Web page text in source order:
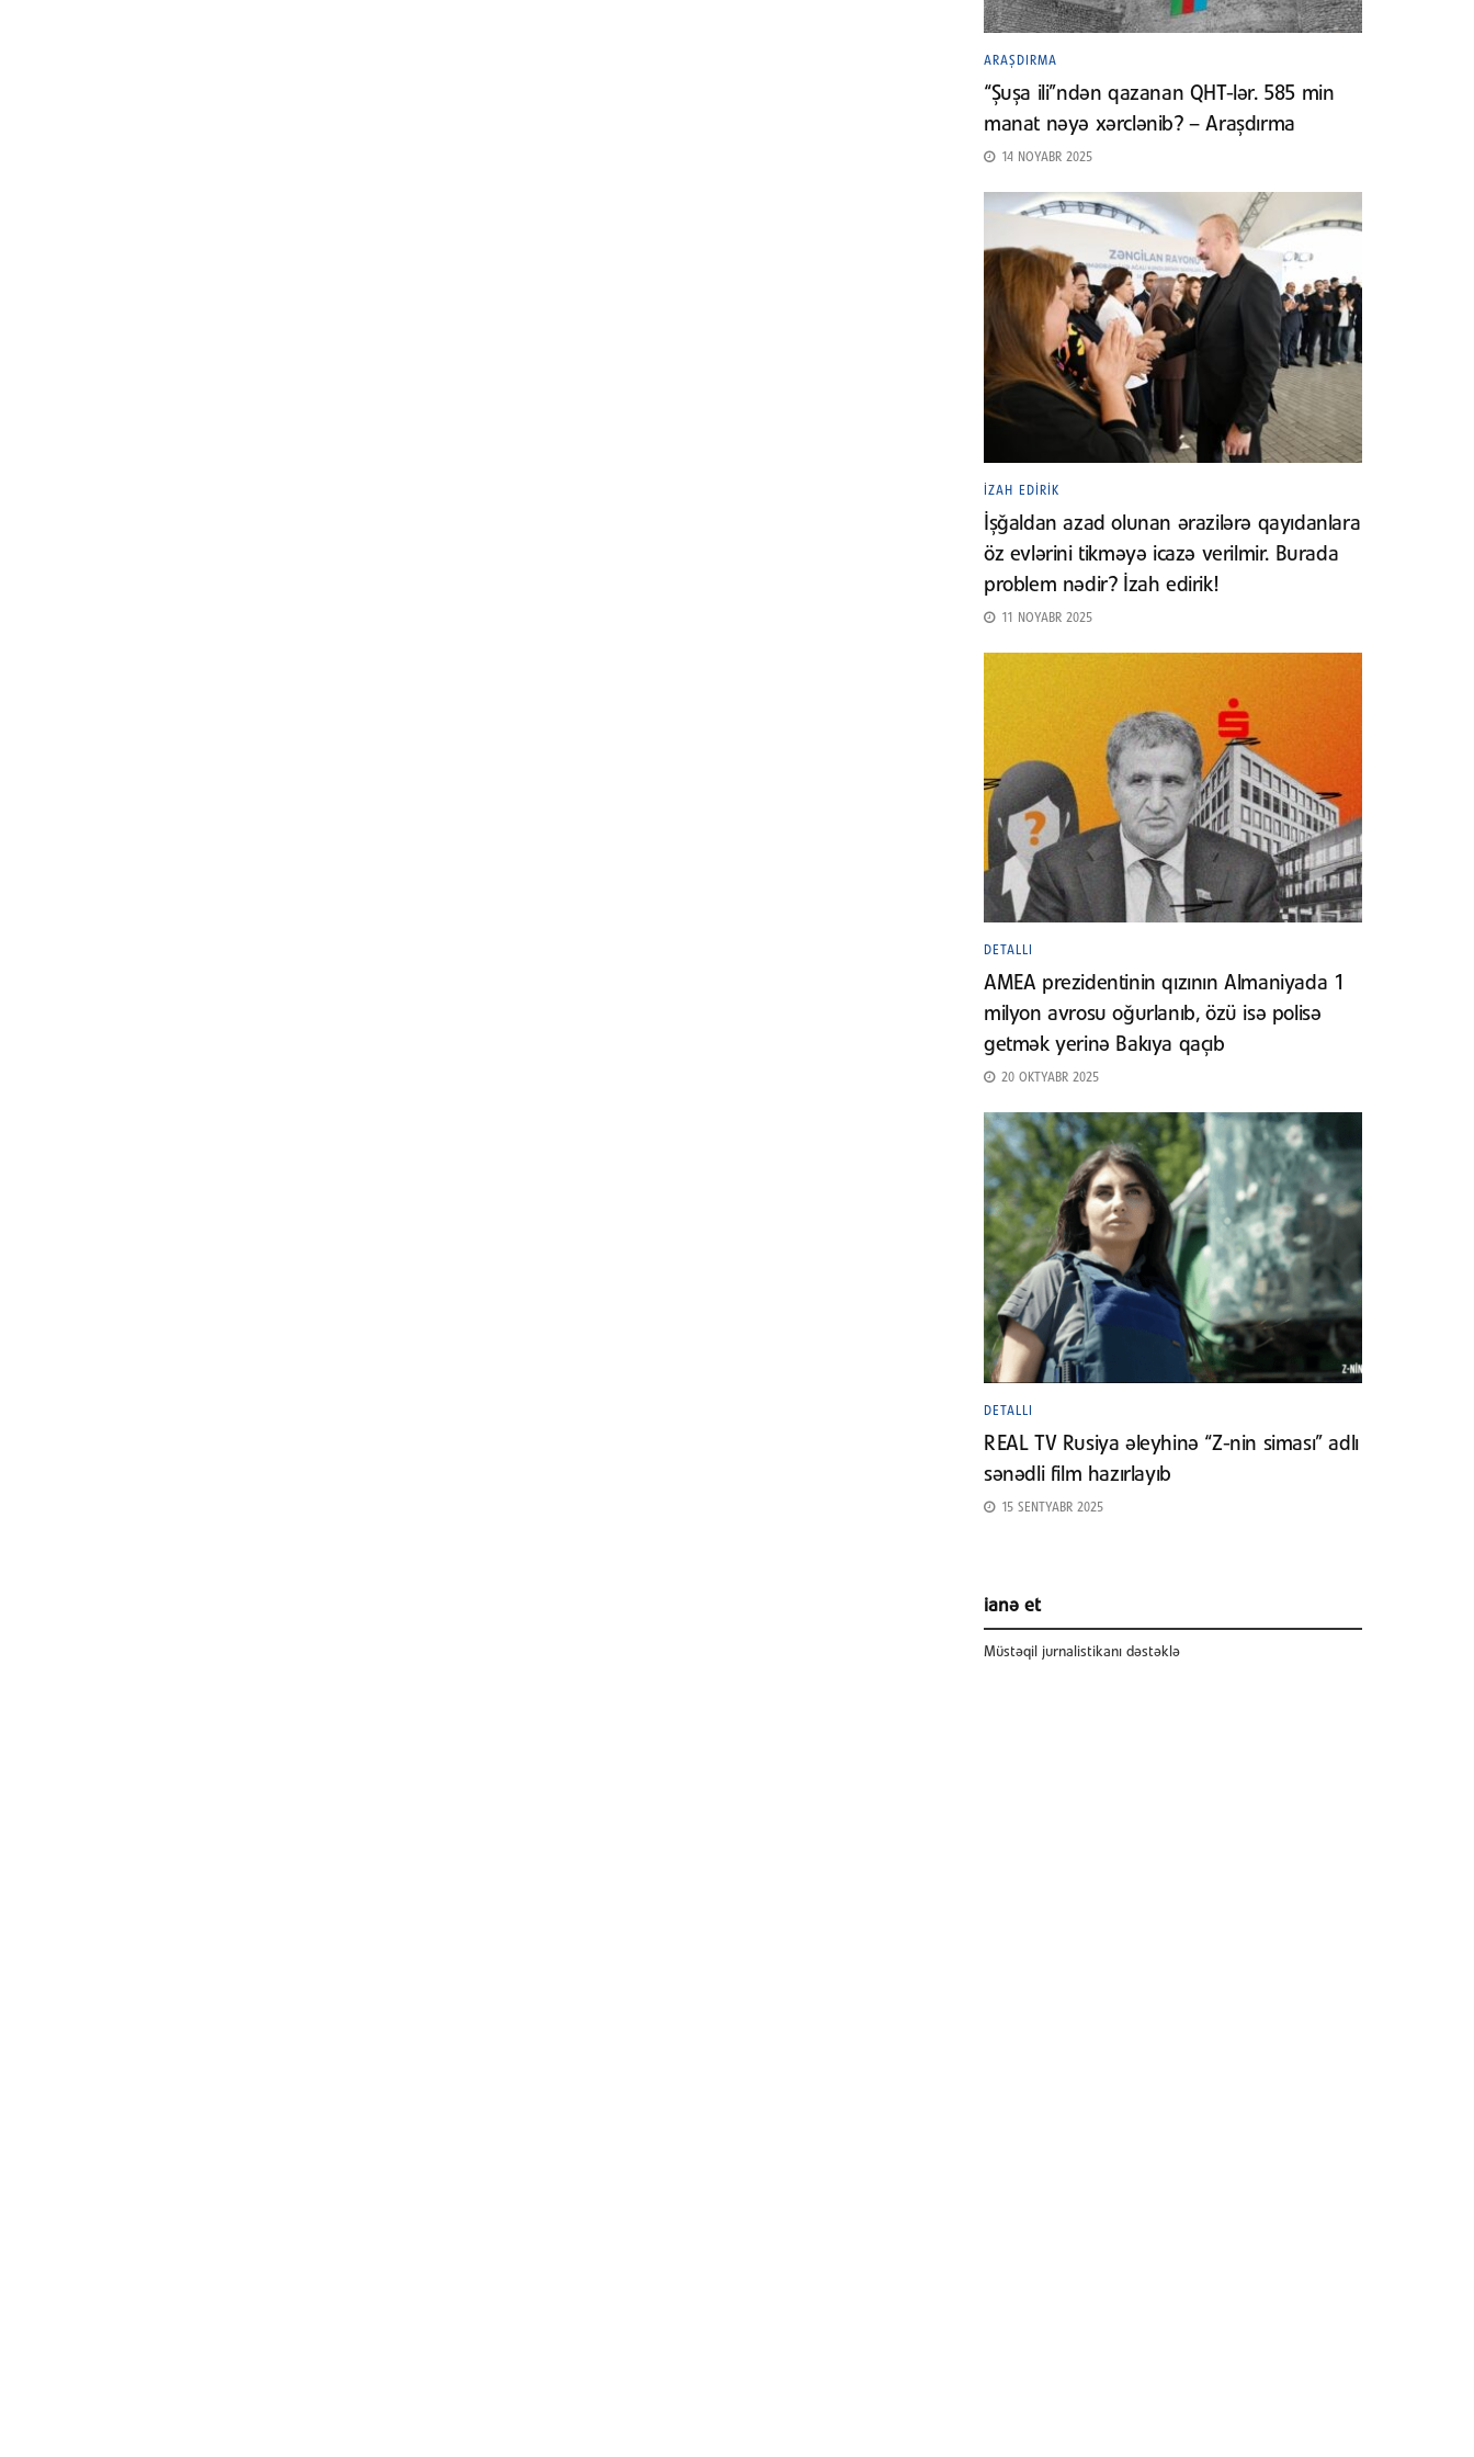
ARAŞDIRMA
“Şuşa ili”ndən qazanan QHT-lər. 585 min
manat nəyə xərclənib? – Araşdırma
14 NOYABR 2025
İZAH EDIRIK
İşğaldan azad olunan ərazilərə qayıdanlara
öz evlərini tikməyə icazə verilmir. Burada
problem nədir? İzah edirik!
11 NOYABR 2025
DETALLI
AMEA prezidentinin qızının Almaniyada 1
milyon avrosu oğurlanıb, özü isə polisə
getmək yerinə Bakıya qaçıb
20 OKTYABR 2025
DETALLI
REAL TV Rusiya əleyhinə “Z-nin siması” adlı
sənədli film hazırlayıb
15 SENTYABR 2025
ianə et
Müstəqil jurnalistikanı dəstəklə